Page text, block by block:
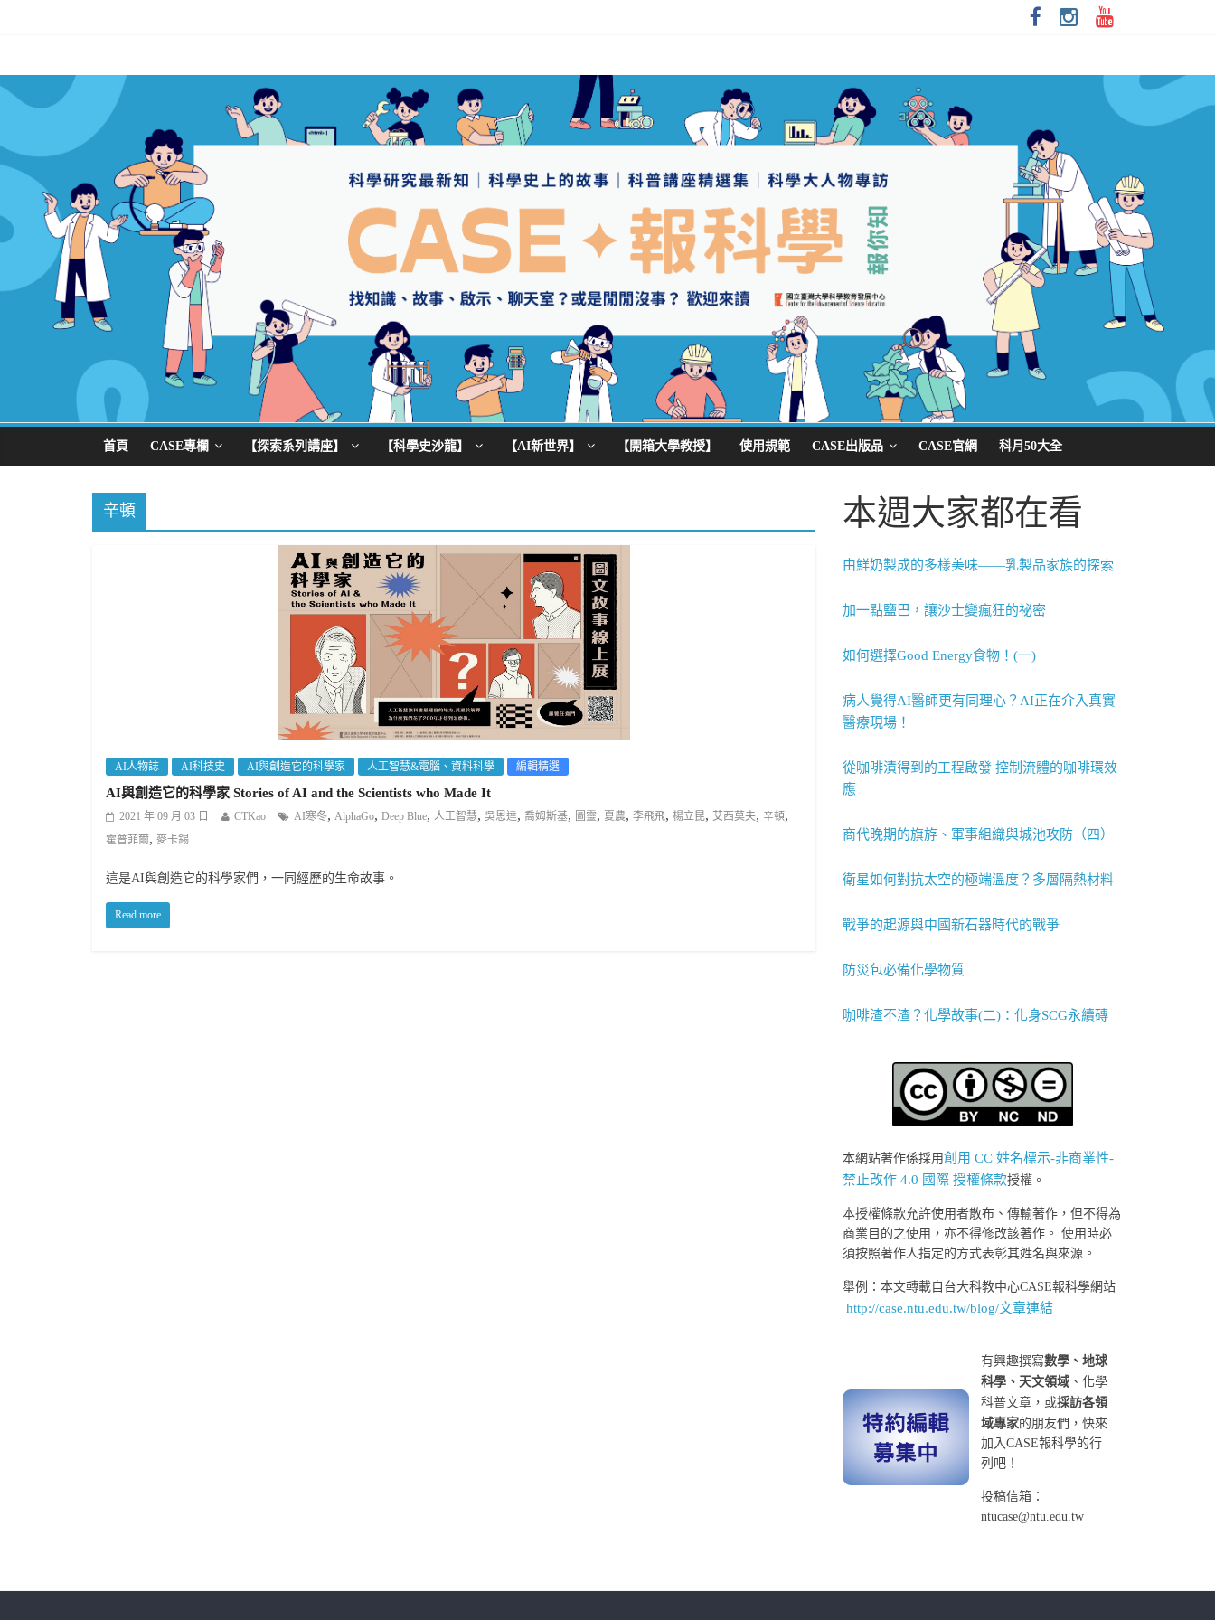
首頁 CASE專欄 【探索系列講座】 【科學史沙龍】 【AI新世界】 【開箱大學教授】 使用規範 CASE出版品 CASE官網 科月50大全
辛頓
AI人物誌 AI科技史 AI與創造它的科學家 人工智慧&電腦、資料科學 編輯精選
AI與創造它的科學家 Stories of AI and the Scientists who Made It
2021 年 09 月 03 日 CTKao AI寒冬, AlphaGo, Deep Blue, 人工智慧, 吳恩達, 喬姆斯基, 圖靈, 夏農, 李飛飛, 楊立昆, 艾西莫夫, 辛頓,
霍普菲爾, 麥卡錫
這是AI與創造它的科學家們，一同經歷的生命故事。
Read more
本週大家都在看
由鮮奶製成的多樣美味——乳製品家族的探索
加一點鹽巴，讓沙士變瘋狂的祕密
如何選擇Good Energy食物！(一)
病人覺得AI醫師更有同理心？AI正在介入真實
醫療現場！
從咖啡漬得到的工程啟發 控制流體的咖啡環效
應
商代晚期的旗斿、軍事組織與城池攻防（四）
衛星如何對抗太空的極端溫度？多層隔熱材料
戰爭的起源與中國新石器時代的戰爭
防災包必備化學物質
咖啡渣不渣？化學故事(二)：化身SCG永續磚
本網站著作係採用創用 CC 姓名標示-非商業性-
禁止改作 4.0 國際 授權條款授權。
本授權條款允許使用者散布、傳輸著作，但不得為
商業目的之使用，亦不得修改該著作。 使用時必
須按照著作人指定的方式表彰其姓名與來源。
舉例：本文轉載自台大科教中心CASE報科學網站
http://case.ntu.edu.tw/blog/文章連結
有興趣撰寫數學、地球
科學、天文領域 、化學
科普文章，或採訪各領
域專家的朋友們，快來
加入CASE報科學的行
列吧！
投稿信箱：
ntucase@ntu.edu.tw